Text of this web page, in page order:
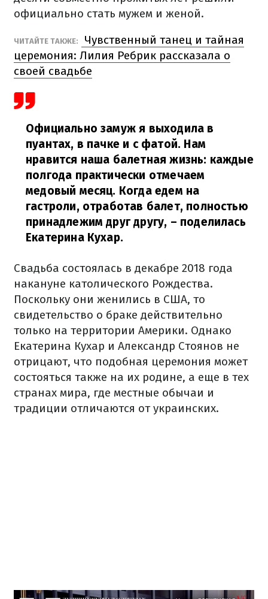
официально стать мужем и женой.
ЧИТАЙТЕ ТАКЖЕ:
Чувственный танец и тайная
церемония: Лилия Ребрик рассказала о
своей свадьбе
Официально замуж я выходила в
пуантах, в пачке и с фатой. Нам
нравится наша балетная жизнь: каждые
полгода практически отмечаем
медовый месяц. Когда едем на
гастроли, отработав балет, полностью
принадлежим друг другу, – поделилась
Екатерина Кухар.
Свадьба состоялась в декабре 2018 года
накануне католического Рождества.
Поскольку они женились в США, то
свидетельство о браке действительно
только на территории Америки. Однако
Екатерина Кухар и Александр Стоянов не
отрицают, что подобная церемония может
состояться также на их родине, а еще в тех
странах мира, где местные обычаи и
традиции отличаются от украинских.